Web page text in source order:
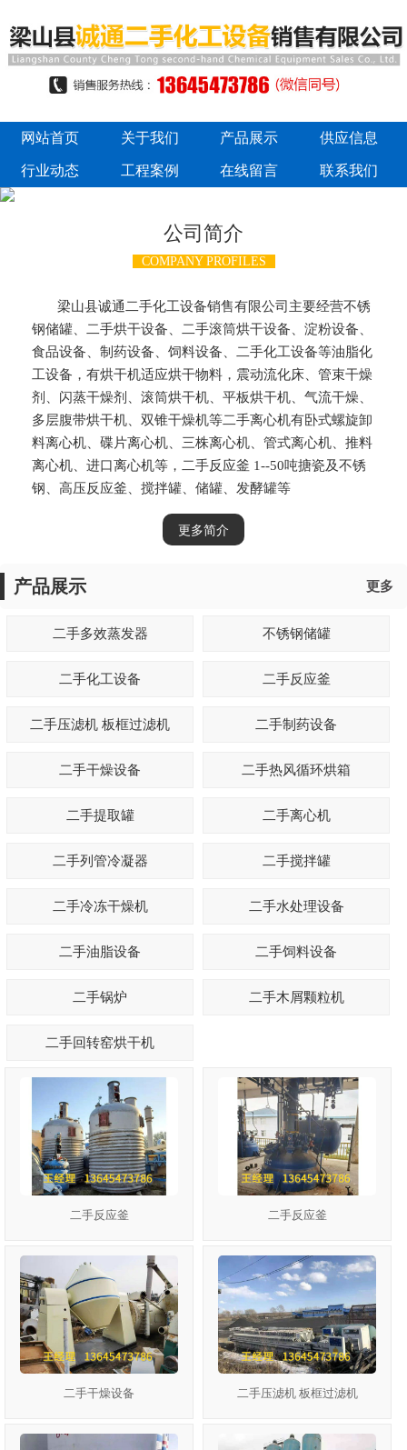
网站首页 关于我们 产品展示 供应信息
行业动态 工程案例 在线留言 联系我们
公司简介
COMPANY PROFILES
梁山县诚通二手化工设备销售有限公司主要经营不锈
钢储罐、二手烘干设备、二手滚筒烘干设备、淀粉设备、
食品设备、制药设备、饲料设备、二手化工设备等油脂化
工设备，有烘干机适应烘干物料，震动流化床、管束干燥
剂、闪蒸干燥剂、滚筒烘干机、平板烘干机、气流干燥、
多层腹带烘干机、双锥干燥机等二手离心机有卧式螺旋卸
料离心机、碟片离心机、三株离心机、管式离心机、推料
离心机、进口离心机等，二手反应釜 1--50吨搪瓷及不锈
钢、高压反应釜、搅拌罐、储罐、发酵罐等
更多简介
产品展示 更多
二手多效蒸发器 不锈钢储罐
二手化工设备 二手反应釜
二手压滤机 板框过滤机 二手制药设备
二手干燥设备 二手热风循环烘箱
二手提取罐 二手离心机
二手列管冷凝器 二手搅拌罐
二手冷冻干燥机 二手水处理设备
二手油脂设备 二手饲料设备
二手锅炉 二手木屑颗粒机
二手回转窑烘干机
二手反应釜 二手反应釜
二手干燥设备 二手压滤机 板框过滤机